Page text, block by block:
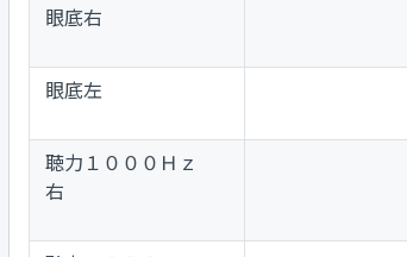
眼底右
眼底左
聴力１０００Ｈｚ
右